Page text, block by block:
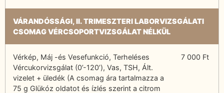
VÁRANDÓSSÁGI, II. TRIMESZTERI LABORVIZSGÁLATI
CSOMAG VÉRCSOPORTVIZSGÁLAT NÉLKÜL
Vérkép, Máj -és Vesefunkció, Terheléses
Vércukorvizsgálat (0’-120’), Vas, TSH, Ált.
vizelet + üledék (A csomag ára tartalmazza a
75 g Glükóz oldatot és ízlés szerint a citrom
7 000 Ft